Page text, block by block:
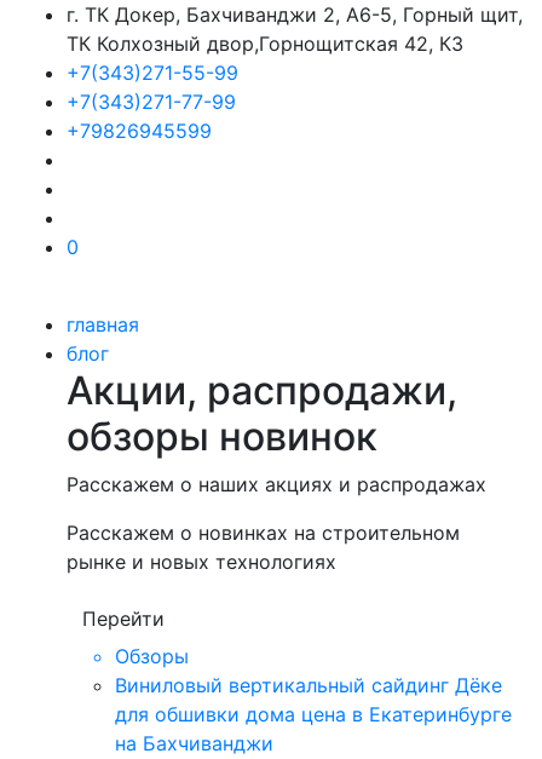
г. ТК Докер, Бахчиванджи 2, А6-5, Горный щит,
ТК Колхозный двор,Горнощитская 42, К3
+7(343)271-55-99
+7(343)271-77-99
+79826945599
0
главная
блог
Акции, распродажи,
обзоры новинок
Расскажем о наших акциях и распродажах
Расскажем о новинках на строительном
рынке и новых технологиях
Перейти
Обзоры
Виниловый вертикальный сайдинг Дёке
для обшивки дома цена в Екатеринбурге
на Бахчиванджи